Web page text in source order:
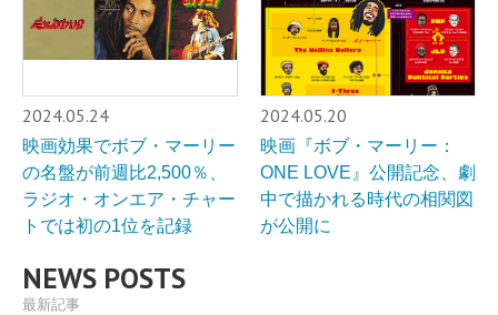
2024.05.24
映画効果でボブ・マーリー
の名盤が前週比2,500％、
ラジオ・オンエア・チャー
トでは初の1位を記録
2024.05.20
映画『ボブ・マーリー：
ONE LOVE』公開記念、劇
中で描かれる時代の相関図
が公開に
NEWS POSTS
最新記事